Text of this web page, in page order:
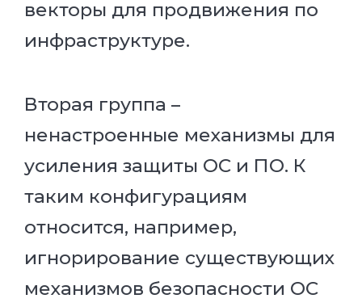
векторы для продвижения по
инфраструктуре.
Вторая группа –
ненастроенные механизмы для
усиления защиты ОС и ПО. К
таким конфигурациям
относится, например,
игнорирование существующих
механизмов безопасности ОС